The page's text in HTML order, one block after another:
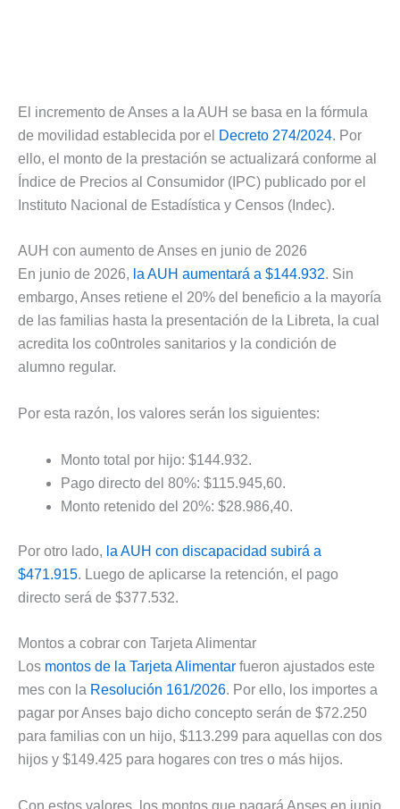
El incremento de Anses a la AUH se basa en la fórmula
de movilidad establecida por el
Decreto 274/2024. Por
ello, el monto de la prestación se actualizará conforme al
Índice de Precios al Consumidor (IPC) publicado por el
Instituto Nacional de Estadística y Censos (Indec).
AUH con aumento de Anses en junio de 2026
En junio de 2026, la AUH aumentará a $144.932. Sin
embargo, Anses retiene el 20% del beneficio a la mayoría
de las familias hasta la presentación de la Libreta, la cual
acredita los co0ntroles sanitarios y la condición de
alumno regular.
Por esta razón, los valores serán los siguientes:
Monto total por hijo: $144.932.
Pago directo del 80%: $115.945,60.
Monto retenido del 20%: $28.986,40.
Por otro lado, la AUH con discapacidad subirá a
$471.915. Luego de aplicarse la retención, el pago
directo será de $377.532.
Montos a cobrar con Tarjeta Alimentar
Los montos de la Tarjeta Alimentar fueron ajustados este
mes con la Resolución 161/2026. Por ello, los importes a
pagar por Anses bajo dicho concepto serán de $72.250
para familias con un hijo, $113.299 para aquellas con dos
hijos y $149.425 para hogares con tres o más hijos.
Con estos valores, los montos que pagará Anses en junio